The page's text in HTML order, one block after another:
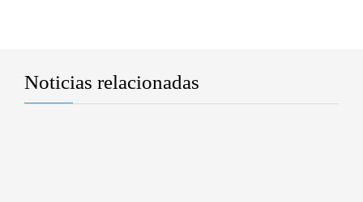
Noticias relacionadas